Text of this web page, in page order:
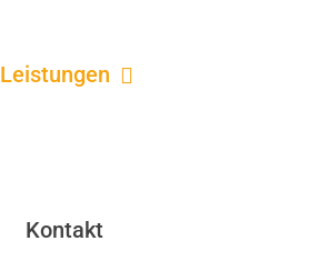
Leistungen
Kontakt